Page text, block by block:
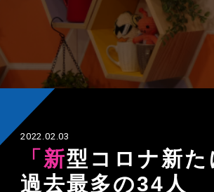
2022.02.03
「新型コロナ新たに350人感染」高畠では
過去最多の34人